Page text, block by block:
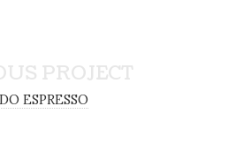
PROJECT
ESPRESSO